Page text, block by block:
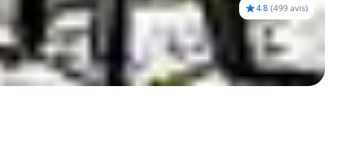
4.8 (499 avis)